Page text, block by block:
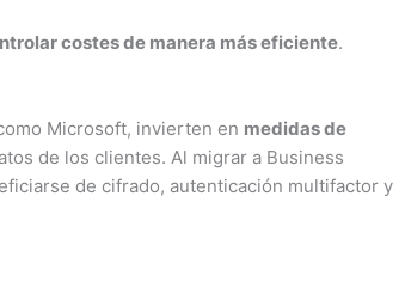
costes de manera más eficiente.
Microsoft, invierten en medidas de
de los clientes. Al migrar a Business
de cifrado, autenticación multifactor y